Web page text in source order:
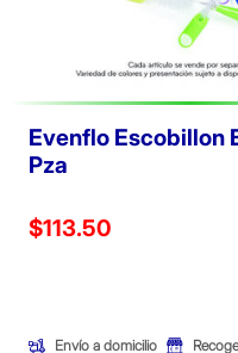
Evenflo Escobillon
Pza
Precio reducido de
$113.50
Envío a domicilio